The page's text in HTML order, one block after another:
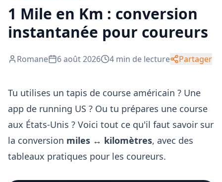
1 Mile en Km : conversion
instantanée pour coureurs
Romane 6 août 2026 4 min de lecture Partager
Tu utilises un tapis de course américain ? Une
app de running US ? Ou tu prépares une course
aux États-Unis ? Voici tout ce qu'il faut savoir sur
la conversion miles ↔ kilomètres, avec des
tableaux pratiques pour les coureurs.